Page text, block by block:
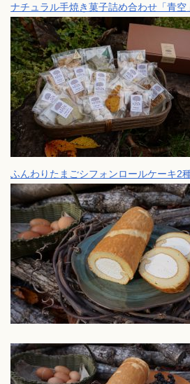
ナチュラル手焼き菓子詰め合わせ「青空」
ふんわりたまごシフォンロールケーキ2